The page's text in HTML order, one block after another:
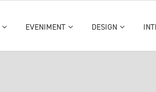
EVENIMENT DESIGN